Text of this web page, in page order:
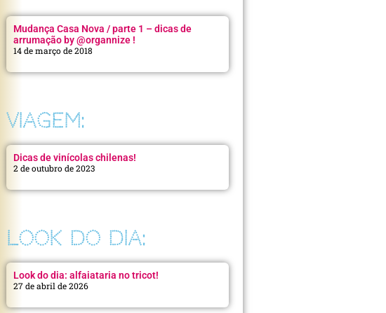
Mudança Casa Nova / parte 1 – dicas de
arrumação by @organnize !
14 de março de 2018
VIAGEM:
Dicas de vinícolas chilenas!
2 de outubro de 2023
LOOK DO DIA:
Look do dia: alfaiataria no tricot!
27 de abril de 2026